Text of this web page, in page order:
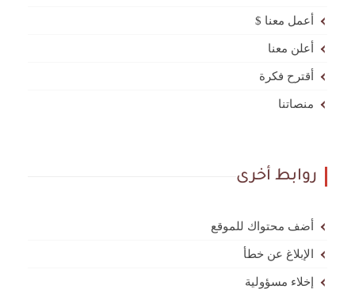
أعمل معنا $
أعلن معنا
أقترح فكرة
منصاتنا
روابط أخرى
أضف محتواك للموقع
الإبلاغ عن خطأ
إخلاء مسؤولية